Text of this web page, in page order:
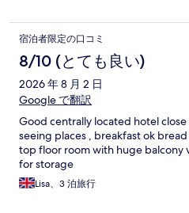
宿泊者限定の口コミ
8/10 (とても良い)
2026 年 8 月 2 日
Google で翻訳
Good centrally located hotel
seeing places , breakfast ok
top floor room with huge balcony
for storage
Lisa、3 泊旅行